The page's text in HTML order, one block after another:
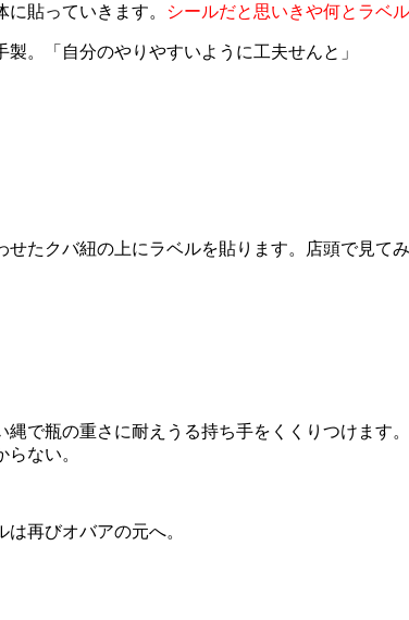
貼っていきます。
シールだと思いきや何とラベ
。「自分のやりやすいように工夫せんと」
せたクバ紐の上にラベルを貼ります。店頭で見
縄で瓶の重さに耐えうる持ち手をくくりつけま
ない。
再びオバアの元へ。